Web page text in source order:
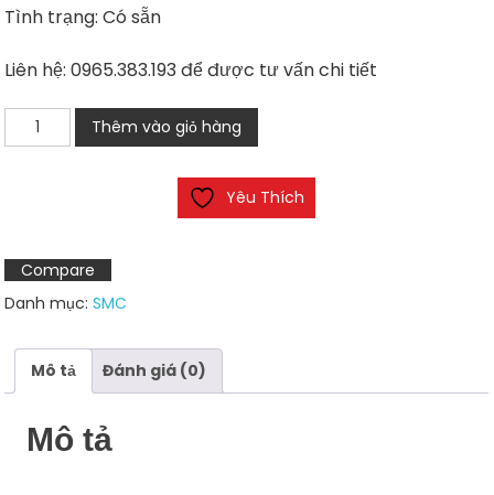
Tình trạng: Có sẵn
Liên hệ: 0965.383.193 để được tư vấn chi tiết
lanh
16D
số
lượng
Thêm vào giỏ hàng
Yêu Thích
Compare
Danh mục:SMC
Mô tả Đánh giá (0)
Mô tả